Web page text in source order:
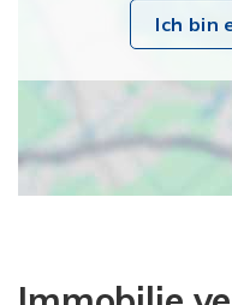
Ich bin